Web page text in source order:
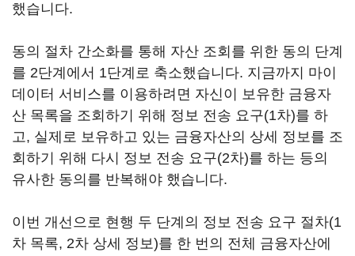
했습니다.
동의 절차 간소화를 통해 자산 조회를 위한 동의 단계
를 2단계에서 1단계로 축소했습니다. 지금까지 마이
데이터 서비스를 이용하려면 자신이 보유한 금융자
산 목록을 조회하기 위해 정보 전송 요구(1차)를 하
고, 실제로 보유하고 있는 금융자산의 상세 정보를 조
회하기 위해 다시 정보 전송 요구(2차)를 하는 등의
유사한 동의를 반복해야 했습니다.
이번 개선으로 현행 두 단계의 정보 전송 요구 절차(1
차 목록, 2차 상세 정보)를 한 번의 전체 금융자산에